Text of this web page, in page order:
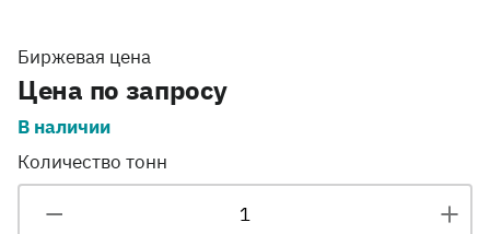
Биржевая цена
Цена по запросу
В наличии
Количество тонн